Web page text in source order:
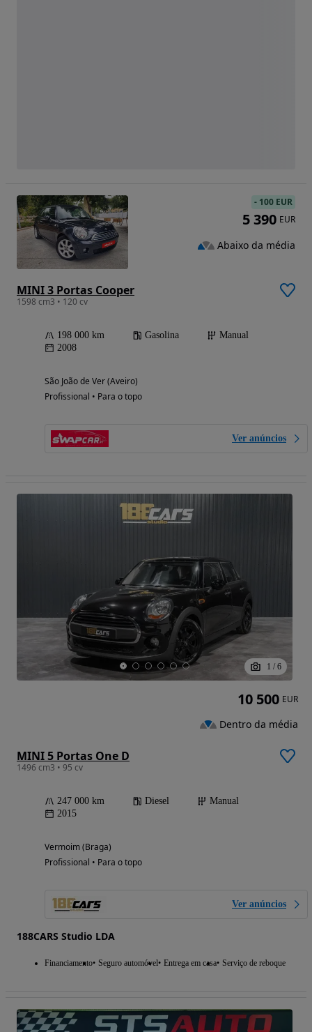
MINI 3 Portas Cooper
1598 cm3 • 120 cv
198 000 km Gasolina
Manual
2008
São João de Ver (Aveiro)
Profissional • Para o topo
Ver anúncios
- 100 EUR
5 390 EUR
Abaixo da média
1 / 6
MINI 5 Portas One D
1496 cm3 • 95 cv
247 000 km Diesel
Manual
2015
Vermoim (Braga)
Profissional • Para o topo
Ver anúncios
188CARS Studio LDA
Financiamento Seguro automóvel Entrega em casa Serviço de reboque
10 500 EUR
Dentro da média